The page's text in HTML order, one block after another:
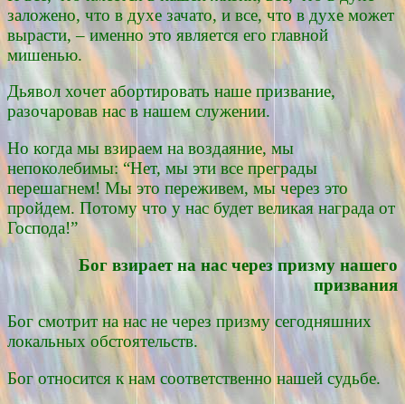
заложено, что в духе зачато, и все, что в духе может
вырасти, – именно это является его главной
мишенью.
Дьявол хочет абортировать наше призвание,
разочаровав нас в нашем служении.
Но когда мы взираем на воздаяние, мы
непоколебимы: “Нет, мы эти все преграды
перешагнем! Мы это переживем, мы через это
пройдем. Потому что у нас будет великая награда от
Господа!”
Бог взирает на нас через призму нашего
призвания
Бог смотрит на нас не через призму сегодняшних
локальных обстоятельств.
Бог относится к нам соответственно нашей судьбе.